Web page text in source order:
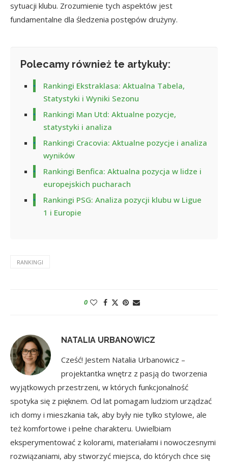
sytuacji klubu. Zrozumienie tych aspektów jest
fundamentalne dla śledzenia postępów drużyny.
Polecamy również te artykuły:
Rankingi Ekstraklasa: Aktualna Tabela,
Statystyki i Wyniki Sezonu
Rankingi Man Utd: Aktualne pozycje,
statystyki i analiza
Rankingi Cracovia: Aktualne pozycje i analiza
wyników
Rankingi Benfica: Aktualna pozycja w lidze i
europejskich pucharach
Rankingi PSG: Analiza pozycji klubu w Ligue
1 i Europie
RANKINGI
0
NATALIA URBANOWICZ
Cześć! Jestem Natalia Urbanowicz –
projektantka wnętrz z pasją do tworzenia
wyjątkowych przestrzeni, w których funkcjonalność
spotyka się z pięknem. Od lat pomagam ludziom urządzać
ich domy i mieszkania tak, aby były nie tylko stylowe, ale
też komfortowe i pełne charakteru. Uwielbiam
eksperymentować z kolorami, materiałami i nowoczesnymi
rozwiązaniami, aby stworzyć miejsca, do których chce się